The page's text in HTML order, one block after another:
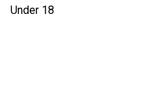
Under 18